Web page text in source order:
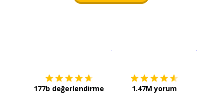
177b değerlendirme 1.47M yorum